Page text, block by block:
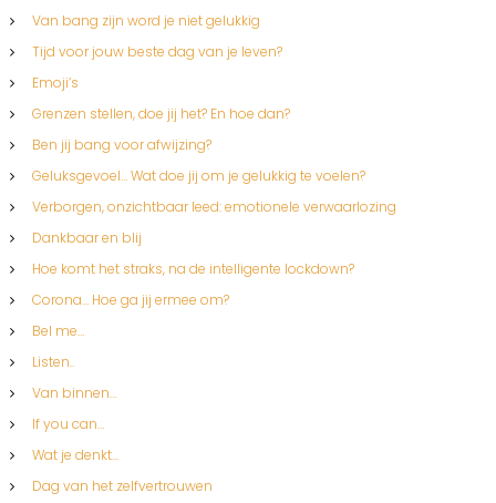
Van bang zijn word je niet gelukkig
Tijd voor jouw beste dag van je leven?
Emoji’s
Grenzen stellen, doe jij het? En hoe dan?
Ben jij bang voor afwijzing?
Geluksgevoel… Wat doe jij om je gelukkig te voelen?
Verborgen, onzichtbaar leed: emotionele verwaarlozing
Dankbaar en blij
Hoe komt het straks, na de intelligente lockdown?
Corona… Hoe ga jij ermee om?
Bel me…
Listen..
Van binnen…
If you can…
Wat je denkt…
Dag van het zelfvertrouwen